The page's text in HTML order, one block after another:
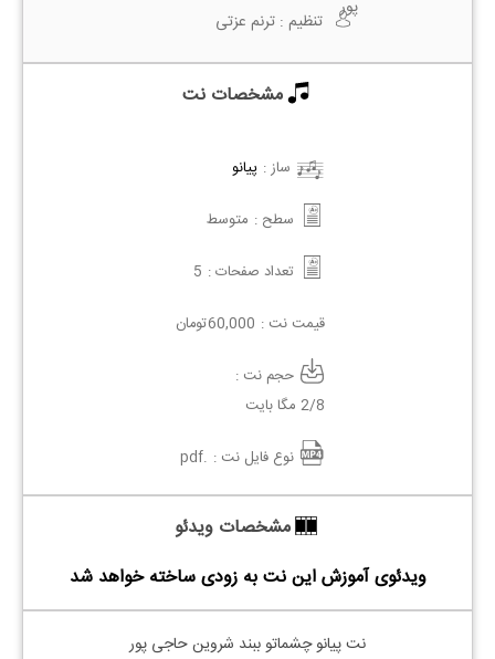
پور
تنظیم : ترنم عزتی
مشخصات نت
ساز : پیانو
سطح : متوسط
تعداد صفحات : 5
قیمت نت : 60,000تومان
حجم نت :
2/8 مگا بایت
نوع فایل نت : .pdf
مشخصات ویدئو
ویدئوی آموزش این نت به زودی ساخته خواهد شد
نت پیانو چشماتو ببند شروین حاجی پور